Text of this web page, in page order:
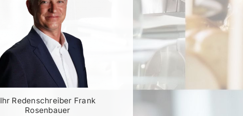
Ihr Redenschreiber Frank
Rosenbauer